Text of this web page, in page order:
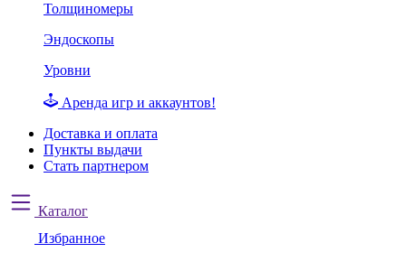
Толщиномеры
Эндоскопы
Уровни
Аренда игр и аккаунтов!
Доставка и оплата
Пункты выдачи
Стать партнером
Каталог
Избранное